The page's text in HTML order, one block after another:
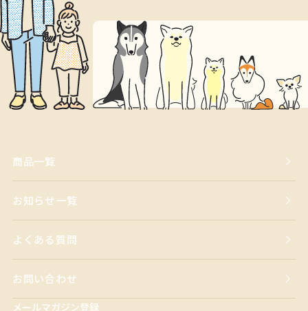
商品一覧
お知らせ一覧
よくある質問
お問い合わせ
メールマガジン登録